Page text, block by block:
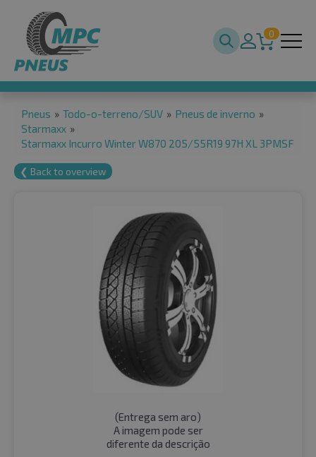
0
Pneus » Todo-o-terreno/SUV » Pneus de inverno »
Starmaxx »
Starmaxx Incurro Winter W870 205/55R19 97H XL 3PMSF
❮ Back to overview
(Entrega sem aro)
A imagem pode ser
diferente da descrição